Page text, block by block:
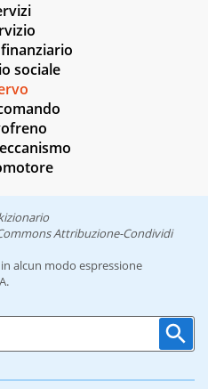
sociale
Attribuzione-Condividi
alcun modo espressione